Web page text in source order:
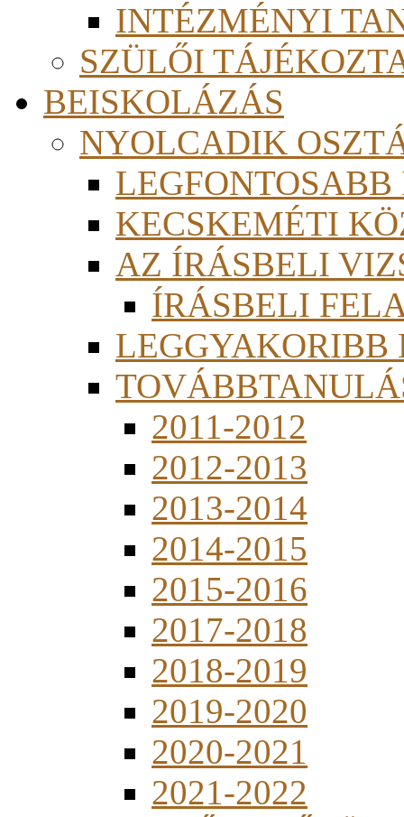
INTÉZMÉNYI
SZÜLŐI
BEISKOLÁZÁS
NYOLCADIK
KECSKEMÉTI
AZ ÍRÁSBELI
ÍRÁSBELI
LEGGYAKORIBB
2011-2012
2012-2013
2013-2014
2014-2015
2015-2016
2017-2018
2018-2019
2019-2020
2020-2021
2021-2022